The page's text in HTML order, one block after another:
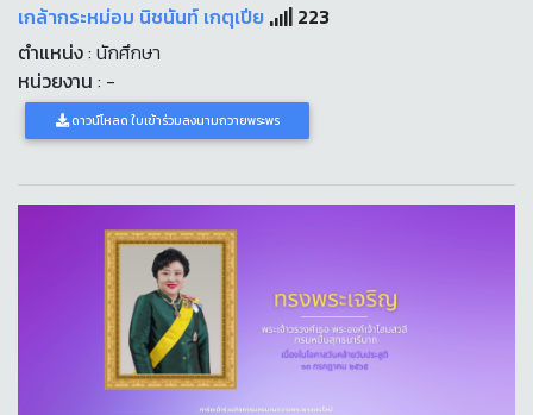
เกล้ากระหม่อม นิชนันท์ เกตุเปีย
223
ตำแหน่ง: นักศึกษา
หน่วยงาน : -
ดาวน์โหลด ใบเข้าร่วมลงนามถวายพระพร